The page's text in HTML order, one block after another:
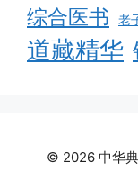
综合医书 老
道藏精华
© 2026 中华